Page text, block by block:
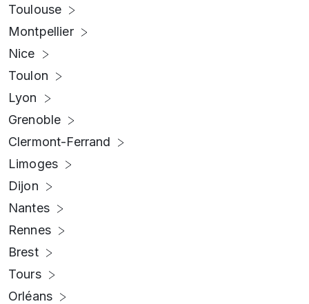
Toulouse
Montpellier
Nice
Toulon
Lyon
Grenoble
Clermont-Ferrand
Limoges
Dijon
Nantes
Rennes
Brest
Tours
Orléans